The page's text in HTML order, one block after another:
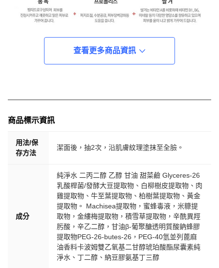
查看更多商品資訊
商品標示資訊
用法/保
存方法
潔面後，抽2次，沿肌膚紋理塗抹至全臉。
成分
純淨水 二丙二醇 乙醇 甘油 甜菜鹼 Glyceres-26
乳酸桿菌/發酵大豆提取物、白柳樹皮提取物、肉
雞提取物、牛至葉提取物、柏樹葉提取物、黃金
提取物。 Machisea提取物，蜜蜂毒液，米糠提
取物，金縷梅提取物，積雪草提取物，辛酰異羥
肟酸，辛乙二醇，甘油β-葡聚醣透明質酸鈉蜂膠
提取物PEG-26-butes-26，PEG-40氫並列蓖麻
油香料卡波姆雙乙氧基二甘醇琥珀酸酯尿囊素純
淨水、丁二醇、納豆膠氨基丁三醇